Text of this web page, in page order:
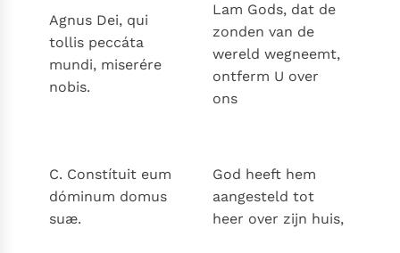
Agnus Dei, qui
tollis peccáta
mundi, miserére
nobis.
Lam Gods, dat de
zonden van de
wereld wegneemt,
ontferm U over
ons
C. Constítuit eum
dóminum domus
suæ.
God heeft hem
aangesteld tot
heer over zijn huis,